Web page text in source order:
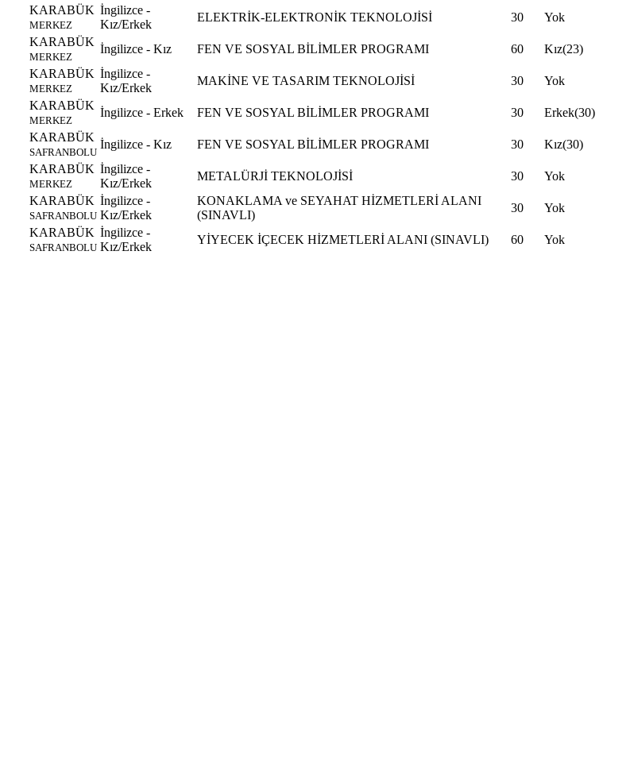
KARABÜK
MERKEZ
İngilizce -
Kız/Erkek
ELEKTRİK-ELEKTRONİK TEKNOLOJİSİ 30 Yok
KARABÜK
MERKEZ
İngilizce - Kız FEN VE SOSYAL BİLİMLER PROGRAMI 60 Kız(23)
KARABÜK
MERKEZ
İngilizce -
Kız/Erkek
MAKİNE VE TASARIM TEKNOLOJİSİ 30 Yok
KARABÜK
MERKEZ
İngilizce - Erkek FEN VE SOSYAL BİLİMLER PROGRAMI 30
Erkek(30)
KARABÜK
SAFRANBOLU
İngilizce - Kız FEN VE SOSYAL BİLİMLER PROGRAMI 30 Kız(30)
KARABÜK
MERKEZ
İngilizce -
Kız/Erkek
METALÜRJİ TEKNOLOJİSİ 30
Yok
KARABÜK
SAFRANBOLU
İngilizce -
Kız/Erkek
KONAKLAMA ve SEYAHAT HİZMETLERİ ALANI
(SINAVLI)
30
Yok
KARABÜK
SAFRANBOLU
İngilizce -
Kız/Erkek
YİYECEK İÇECEK HİZMETLERİ ALANI (SINAVLI) 60
Yok